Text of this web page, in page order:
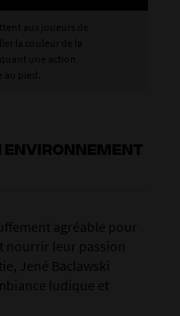
ENVIRONNEMENT
agréable pour
nourrir leur passion
Jené Baclawski
ludique et